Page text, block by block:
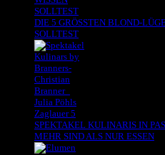
DIE 5 GRÖSSTEN BLOND-
SOLLTEST
SPEKTAKEL KULINARIS IN
MEHR SIND ALS NUR ESSEN